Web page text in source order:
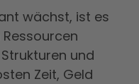
wächst, ist es
und
Zeit, Geld